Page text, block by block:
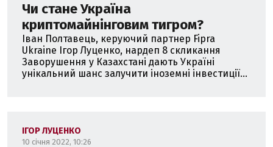
Чи стане Україна
криптомайнінговим тигром?
Іван Полтавець, керуючий партнер Fipra
Ukraine Ігор Луценко, нардеп 8 скликання
Заворушення у Казахстані дають Україні
унікальний шанс залучити іноземні інвестиції...
ІГОР ЛУЦЕНКО
10 січня 2022, 10:26